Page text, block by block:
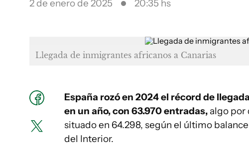
2 de enero de 2025 20:35 hs
Llegada de inmigrantes africanos a Canarias
España rozó en 2024 el récord de
en un año, con 63.970 entradas, algo por
situado en 64.298, según el último
del Interior.